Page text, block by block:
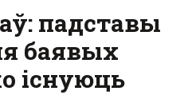
падставы
баявых
існуюць